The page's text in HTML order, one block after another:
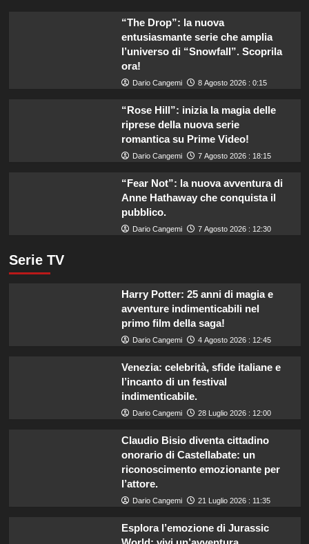
“The Drop”: la nuova
entusiasmante serie che amplia
l’universo di “Snowfall”. Scoprila
ora!
Dario Cangemi 8 Agosto 2026 : 0:15
“Rose Hill”: inizia la magia delle
riprese della nuova serie
romantica su Prime Video!
Dario Cangemi 7 Agosto 2026 : 18:15
“Fear Not”: la nuova avventura di
Anne Hathaway che conquista il
pubblico.
Dario Cangemi 7 Agosto 2026 : 12:30
Serie TV
Harry Potter: 25 anni di magia e
avventure indimenticabili nel
primo film della saga!
Dario Cangemi 4 Agosto 2026 : 12:45
Venezia: celebrità, sfide italiane e
l’incanto di un festival
indimenticabile.
Dario Cangemi 28 Luglio 2026 : 12:00
Claudio Bisio diventa cittadino
onorario di Castellabate: un
riconoscimento emozionante per
l’attore.
Dario Cangemi 21 Luglio 2026 : 11:35
Esplora l’emozione di Jurassic